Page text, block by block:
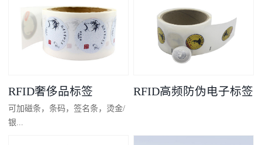
RFID奢侈品标签
可加磁条，条码，签名条，烫金/
银...
RFID高频防伪电子标签